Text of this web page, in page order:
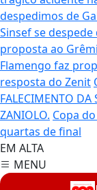
despedimos de
Sinsef se
proposta ao
Flamengo faz
resposta do Zenit
FALECIMENTO DA
ZANIOLO. Copa
quartas de final
EM ALTA
MENU